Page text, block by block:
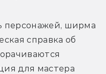
персонажей, ширма
справка об
для мастера